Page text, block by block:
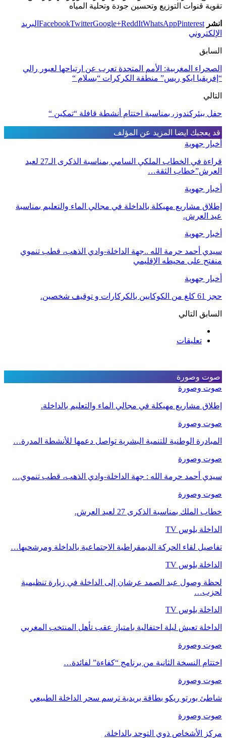
تقوية قنوات التوزيع وتحسين جودة وتحلية المياه
انشر FacebookTwitterGoogle+ReddItWhatsAppPinterest
البريد
الإلكتروني
السابق
الصحراء المغربية: الأمم المتحدة تعرب عن ارتياحها لعبور رالي
“إفريقيا ايكو ريس” منطقة الكركرات “بسلام “
التالي
حفل ببئركندوز، بمناسبة اختتام أنشطة قافلة “تمكين “
قد يعجبك ايضا المزيد عن المؤلف
أخبار جهوية
قراءة في الخطاب الملكي السامي بمناسبة الذكرى الـ27 لعيد
العرش”خطاب الثقة…
أخبار جهوية
إطلاق مشاريع مهيكلة بالداخلة في مجالي الماء والتعليم بمناسبة
عيد العرش.
أخبار جهوية
سيدي أحمد حرمة الله ..جهة الداخلة-وادي الذهب، قطب تنموي
منفتح على محيطه الإقليمي
أخبار جهوية
حجز 61 كلغ من الكوكايين بالكركارات و توقيف شخصين.
السابق التالي
تعليقات
صوت وصورة
صوت وصورة
إطلاق مشاريع مهيكلة في مجالي الماء والتعليم بالداخلة.
صوت وصورة
المبادرة الوطنية للتنمية البشرية تواصل دعمها للأنشطة المدرة…
صوت وصورة
سيدي أحمد حرمة الله : جهة الداخلة-وادي الذهب، قطب تنموي…
صوت وصورة
خطاب الملك بمناسبة الذكرى 27 لعيد العرش.
الداخلة بلوس TV
تفاصيل لقاء الحركة الديمقراطية الاجتماعية بالداخلة ومرشحيها…
الداخلة بلوس TV
لحظة وصول عبد الصمد عرشان إلى الداخلة في زيارة تنظيمية
لحزب…
الداخلة بلوس TV
الداخلة تعيش ليلة احتفالية بامتياز عقب تأهل المنتخب المغربي
صوت وصورة
اختتام النسخة الثانية من برنامج “كفاءة” لفائدة…
صوت وصورة
شاطئ بورتو ريكو بطاقة بريدية ترسم سحر الداخلة الطبيعي
صوت وصورة
مركز الأشخاص ذوي التوحد بالداخلة.